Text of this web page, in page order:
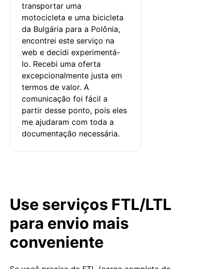
transportar uma
motocicleta e uma bicicleta
da Bulgária para a Polônia,
encontrei este serviço na
web e decidi experimentá-
lo. Recebi uma oferta
excepcionalmente justa em
termos de valor. A
comunicação foi fácil a
partir desse ponto, pois eles
me ajudaram com toda a
documentação necessária.
Use serviços FTL/LTL
para envio mais
conveniente